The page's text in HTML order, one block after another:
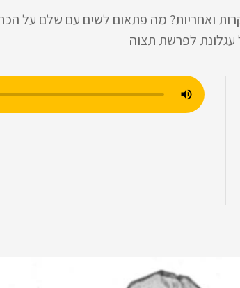
ואחריות? מה פתאום לשים עם שלם על
עגלונת לפרשת תצוה